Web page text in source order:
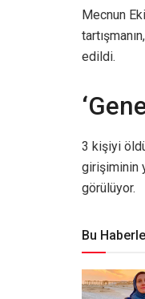
Mecnun
edildi.
3 kişiyi
girişiminin
görülüyor.
Bu